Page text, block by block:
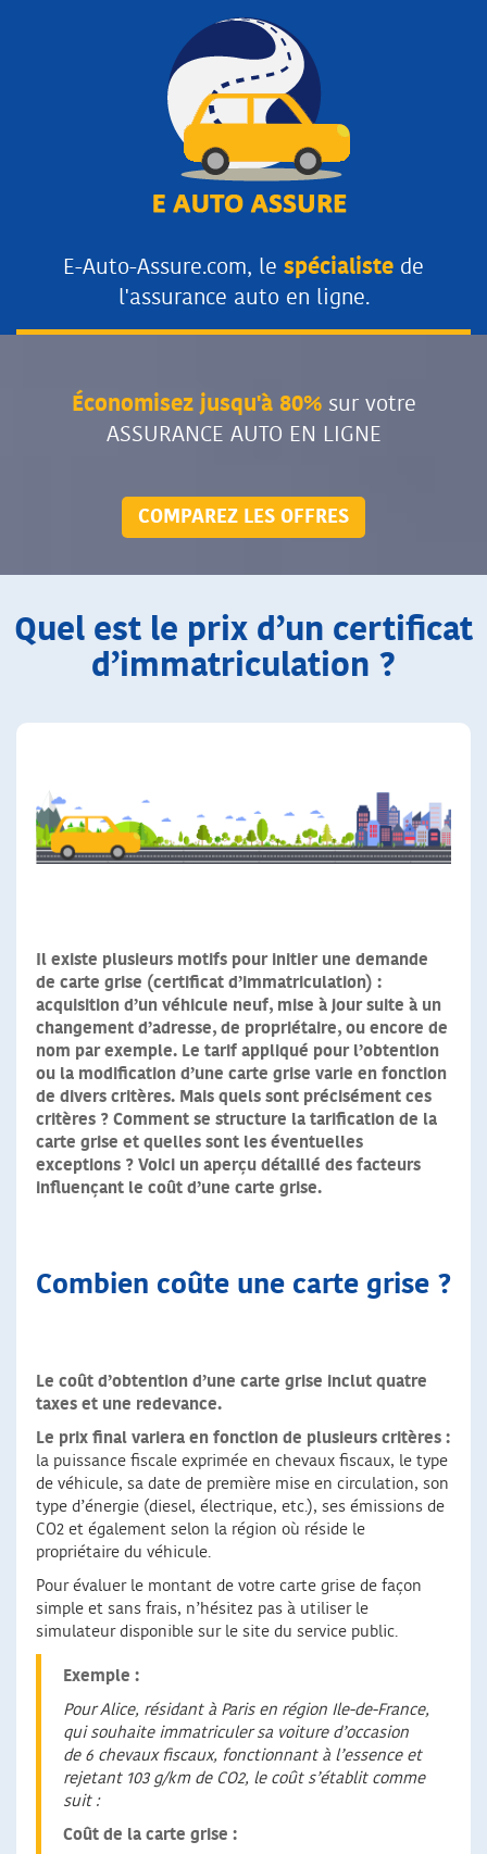
E-Auto-Assure.com, le spécialiste de
l'assurance auto en ligne.
Économisez jusqu'à 80% sur votre
ASSURANCE AUTO EN LIGNE
COMPAREZ LES OFFRES
Quel est le prix d’un certificat
d’immatriculation ?
Il existe plusieurs motifs pour initier une demande
de carte grise (certificat d’immatriculation) :
acquisition d’un véhicule neuf, mise à jour suite à un
changement d’adresse, de propriétaire, ou encore de
nom par exemple. Le tarif appliqué pour l’obtention
ou la modification d’une carte grise varie en fonction
de divers critères. Mais quels sont précisément ces
critères ? Comment se structure la tarification de la
carte grise et quelles sont les éventuelles
exceptions ? Voici un aperçu détaillé des facteurs
influençant le coût d’une carte grise.
Combien coûte une carte grise ?
Le coût d’obtention d’une carte grise inclut quatre
taxes et une redevance.
Le prix final variera en fonction de plusieurs critères :
la puissance fiscale exprimée en chevaux fiscaux, le type
de véhicule, sa date de première mise en circulation, son
type d’énergie (diesel, électrique, etc.), ses émissions de
CO2 et également selon la région où réside le
propriétaire du véhicule.
Pour évaluer le montant de votre carte grise de façon
simple et sans frais, n’hésitez pas à utiliser le
simulateur disponible sur le site du service public.
Exemple :
Pour Alice, résidant à Paris en région Ile-de-France,
qui souhaite immatriculer sa voiture d’occasion
de 6 chevaux fiscaux, fonctionnant à l’essence et
rejetant 103 g/km de CO2, le coût s’établit comme
suit :
Coût de la carte grise :